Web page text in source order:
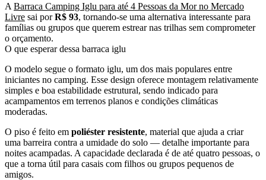
A Barraca Camping Iglu para até 4 Pessoas da Mor no Mercado
Livre sai porR$ 93, tornando-se uma alternativa interessante para
famílias ou grupos que querem estrear nas trilhas sem comprometer
o orçamento.
O que esperar dessa barraca iglu
O modelo segue o formato iglu, um dos mais populares entre
iniciantes no camping. Esse design oferece montagem relativamente
simples e boa estabilidade estrutural, sendo indicado para
acampamentos em terrenos planos e condições climáticas
moderadas.
O piso é feito em poliéster resistente, material que ajuda a criar
uma barreira contra a umidade do solo — detalhe importante para
noites acampadas. A capacidade declarada é de até quatro pessoas, o
que a torna útil para casais com filhos ou grupos pequenos de
amigos.